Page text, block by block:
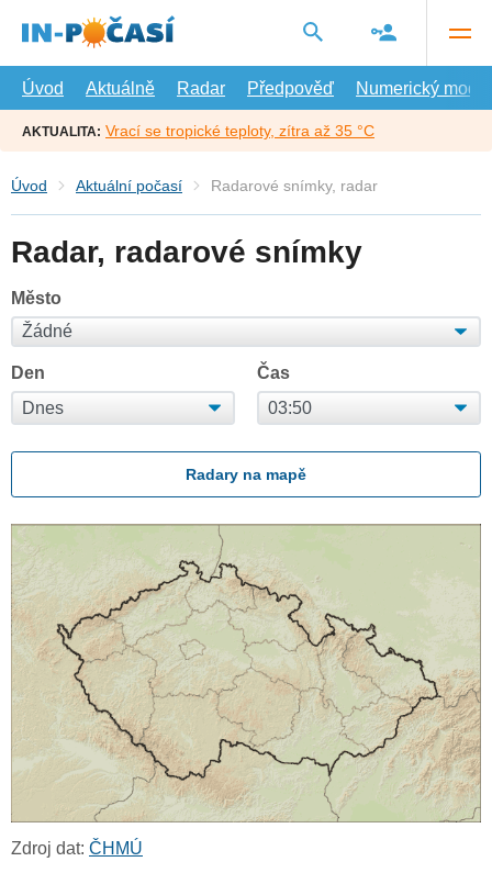
hlavní
Úvod
Aktuálně Radar Předpověď Numerický model
AKTUALITA: Vrací se tropické teploty, zítra až 35 °C
Úvod Aktuální počasí Radarové snímky, radar
Radar, radarové snímky
Město
Den Čas
Radary na mapě
Zdroj dat: ČHMÚ